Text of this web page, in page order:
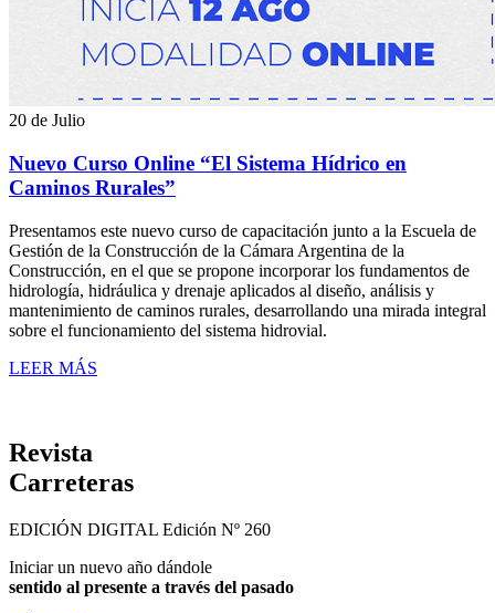
20 de Julio
Nuevo Curso Online “El Sistema Hídrico en
Caminos Rurales”
Presentamos este nuevo curso de capacitación junto a la Escuela de
Gestión de la Construcción de la Cámara Argentina de la
Construcción, en el que se propone incorporar los fundamentos de
hidrología, hidráulica y drenaje aplicados al diseño, análisis y
mantenimiento de caminos rurales, desarrollando una mirada integral
sobre el funcionamiento del sistema hidrovial.
LEER MÁS
Revista
Carreteras
EDICIÓN DIGITAL Edición Nº 260
Iniciar un nuevo año dándole
sentido al presente a través del pasado